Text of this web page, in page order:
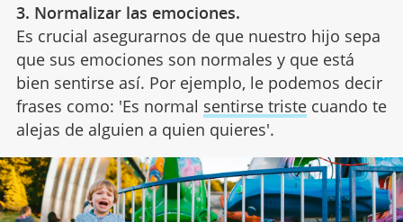
3. Normalizar las emociones.
Es crucial asegurarnos de que nuestro hijo sepa
que sus emociones son normales y que está
bien sentirse así. Por ejemplo, le podemos decir
frases como: 'Es normal sentirse tristecuando te
alejas de alguien a quien quieres'.